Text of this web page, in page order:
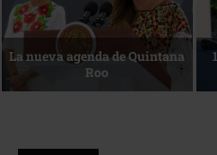
Reconocimiento de viajeros